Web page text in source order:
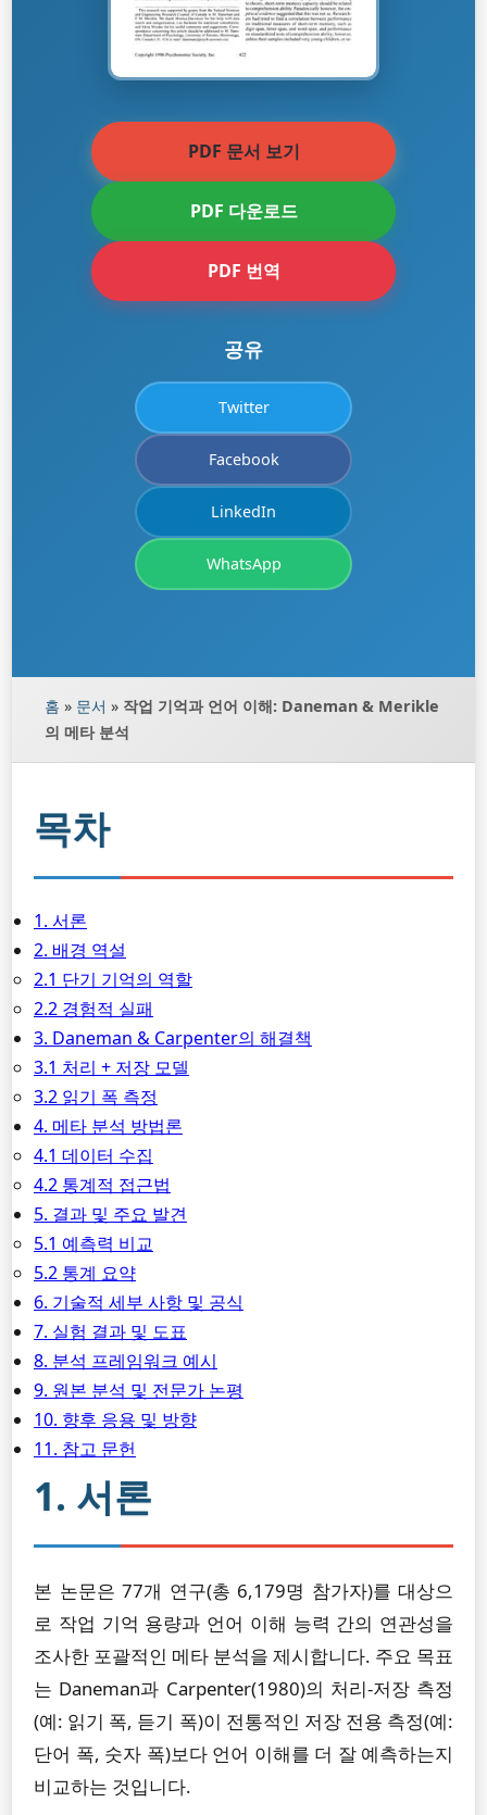
PDF 문서 보기
PDF 다운로드
PDF 번역
공유
Twitter
Facebook
LinkedIn
WhatsApp
홈 » 문서 » 작업 기억과 언어 이해: Daneman & Merikle
의 메타 분석
목차
1. 서론
2. 배경 역설
2.1 단기 기억의 역할
2.2 경험적 실패
3. Daneman & Carpenter의 해결책
3.1 처리 + 저장 모델
3.2 읽기 폭 측정
4. 메타 분석 방법론
4.1 데이터 수집
4.2 통계적 접근법
5. 결과 및 주요 발견
5.1 예측력 비교
5.2 통계 요약
6. 기술적 세부 사항 및 공식
7. 실험 결과 및 도표
8. 분석 프레임워크 예시
9. 원본 분석 및 전문가 논평
10. 향후 응용 및 방향
11. 참고 문헌
1. 서론
본 논문은 77개 연구(총 6,179명 참가자)를 대상으
로 작업 기억 용량과 언어 이해 능력 간의 연관성을
조사한 포괄적인 메타 분석을 제시합니다. 주요 목표
는 Daneman과 Carpenter(1980)의 처리-저장 측정
(예: 읽기 폭, 듣기 폭)이 전통적인 저장 전용 측정(예:
단어 폭, 숫자 폭)보다 언어 이해를 더 잘 예측하는지
비교하는 것입니다.